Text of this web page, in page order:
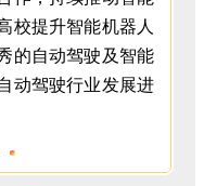
校提升智能机器人
的自动驾驶及智能
动驾驶行业发展进